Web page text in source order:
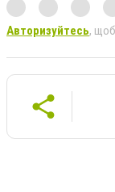
Авторизуйтесь,